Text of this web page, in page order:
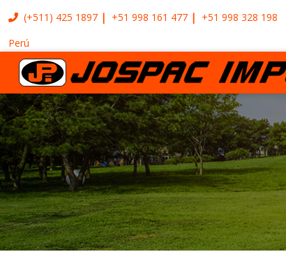
(+511) 425 1897 +51 998 161 477 +51 998 328 198
Perú